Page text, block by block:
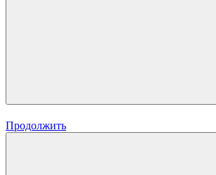
Продолжить